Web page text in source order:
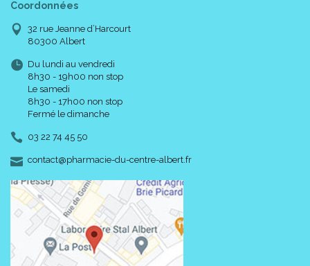
Coordonnées
32 rue Jeanne d’Harcourt
80300 Albert
Du lundi au vendredi
8h30 - 19h00 non stop
Le samedi
8h30 - 17h00 non stop
Fermé le dimanche
03 22 74 45 50
contact-
@-
pharmacie-du-centre-albert.fr